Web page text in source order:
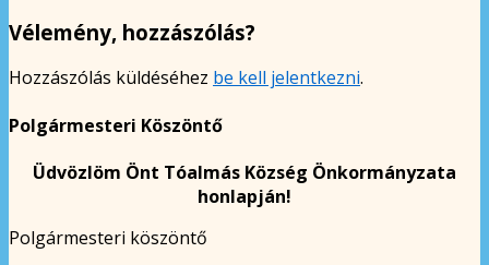
Vélemény, hozzászólás?
Hozzászólás küldéséhez be kell jelentkezni.
Polgármesteri Köszöntő
Üdvözlöm Önt Tóalmás Község Önkormányzata
honlapján!
Polgármesteri köszöntő